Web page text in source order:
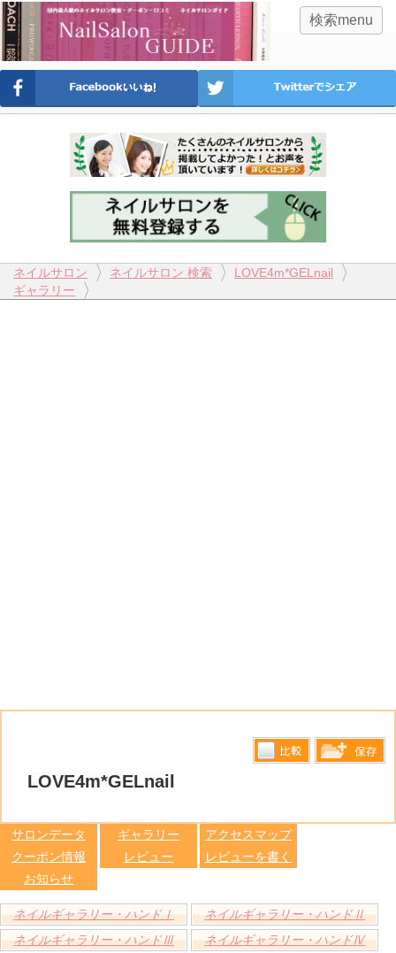
検索menu
ネイルサロン ネイルサロン 検索
LOVE4m*GELnail
ギャラリー
LOVE4m*GELnail
サロンデータ ギャラリー
アクセスマップ
クーポン情報
レビュー
レビューを書く
お知らせ
ネイルギャラリー・ハンドⅠ
ネイルギャラリー・ハンドⅡ
ネイルギャラリー・ハンドⅢ
ネイルギャラリー・ハンドⅣ